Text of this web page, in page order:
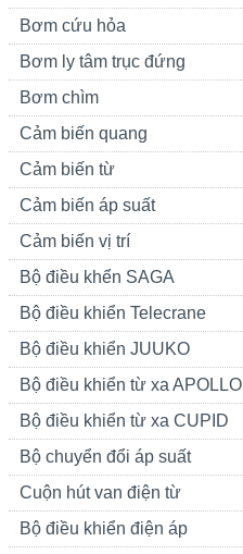
Bơm cứu hỏa
Bơm ly tâm trục đứng
Bơm chìm
Cảm biến quang
Cảm biến từ
Cảm biến áp suất
Cảm biến vị trí
Bộ điều khển SAGA
Bộ điều khiển Telecrane
Bộ điều khiển JUUKO
Bộ điều khiển từ xa APOLLO
Bộ điều khiển từ xa CUPID
Bộ chuyển đổi áp suất
Cuộn hút van điện từ
Bộ điều khiển điện áp